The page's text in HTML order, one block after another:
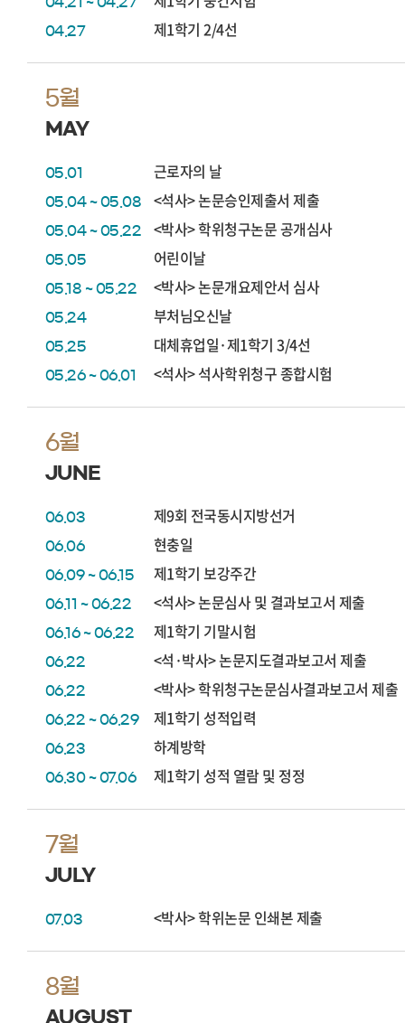
04.27 제1학기 2/4선
5월
MAY
05.01 근로자의 날
05.04 ~ 05.08 <석사> 논문승인제출서 제출
05.04 ~ 05.22 <박사> 학위청구논문 공개심사
05.05 어린이날
05.18 ~ 05.22 <박사> 논문개요제안서 심사
05.24 부처님오신날
05.25 대체휴업일·제1학기 3/4선
05.26 ~ 06.01 <석사> 석사학위청구 종합시험
6월
JUNE
06.03 제9회 전국동시지방선거
06.06 현충일
06.09 ~ 06.15 제1학기 보강주간
06.11 ~ 06.22 <석사> 논문심사 및 결과보고서 제출
06.16 ~ 06.22 제1학기 기말시험
06.22 <석·박사> 논문지도결과보고서 제출
06.22 <박사> 학위청구논문심사결과보고서 제출
06.22 ~ 06.29 제1학기 성적입력
06.23 하계방학
06.30 ~ 07.06 제1학기 성적 열람 및 정정
7월
JULY
07.03 <박사> 학위논문 인쇄본 제출
8월
AUGUST